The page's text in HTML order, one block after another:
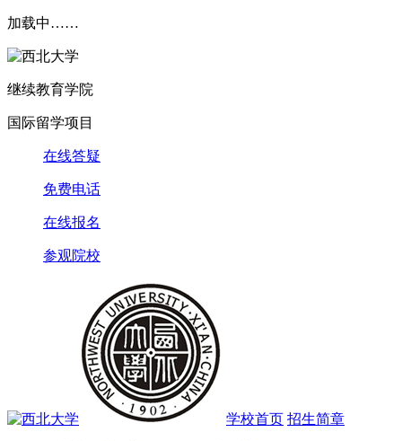
加载中……
继续教育学院
国际留学项目
在线答疑
免费电话
在线报名
参观院校
学校首页 招生简章